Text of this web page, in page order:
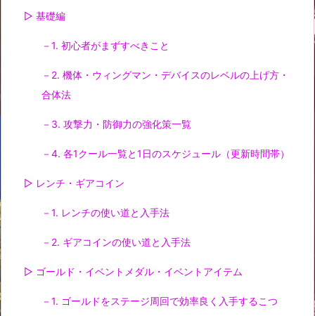
▷ 基礎編
－1. 初心者がまずすべきこと
－2. 機体・ウィングマン・デバイスのレベルの上げ方・
合体法
－3. 攻撃力・防御力の強化策一覧
－4. 各1クール一覧と1日のスケジュール（更新時間帯）
▷ レンチ・ギアコイン
－1. レンチの使い道と入手法
－2. ギアコインの使い道と入手法
▷ ゴールド・イベントメダル・イベントアイテム
－1. ゴールドをステージ周回で効率良く入手するこつ